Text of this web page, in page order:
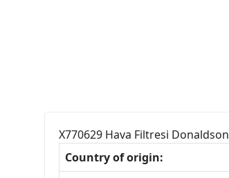
X770629 Hava Filtresi Donaldson
Country of origin: